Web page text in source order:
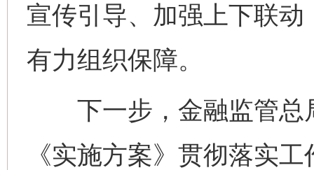
宣传引导、加强上下联
有力组织保障。
下一步，金融监管总
《实施方案》贯彻落实